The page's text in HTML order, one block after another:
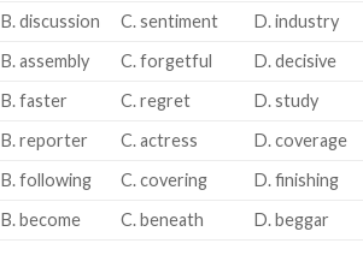
B. discussion C. sentiment
D. industry
B. assembly C. forgetful
D. decisive
B. faster C. regret
D. study
B. reporter C. actress
D. coverage
B. following C. covering
D. finishing
B. become C. beneath D. beggar